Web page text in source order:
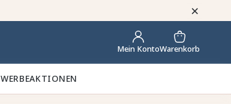
×
Mein KontoWarenkorb
WERBEAKTIONEN